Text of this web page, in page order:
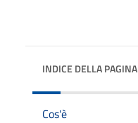
INDICE DELLA PAGINA
Cos'è